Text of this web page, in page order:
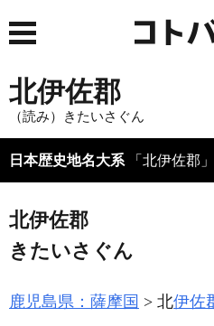
北伊佐郡
（読み）きたいさぐん
日本歴史地名大系 「北伊佐郡
北伊佐郡
きたいさぐん
鹿児島県：薩摩国 北伊佐